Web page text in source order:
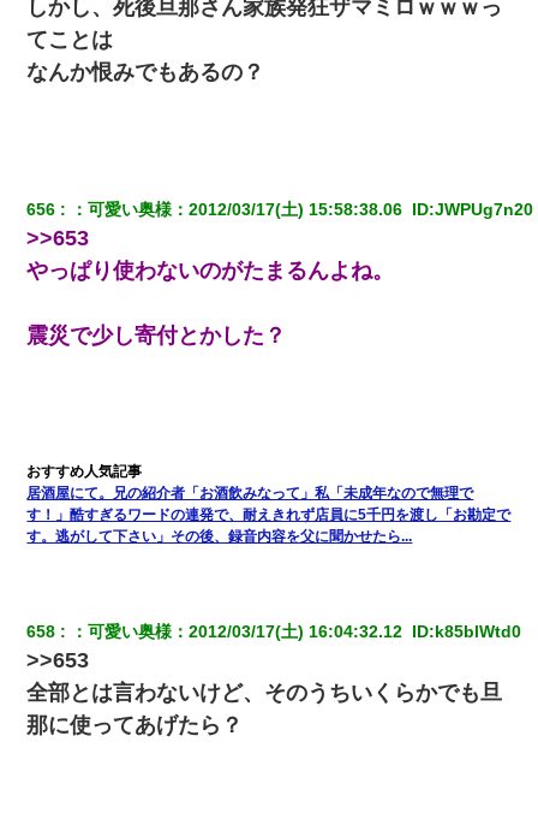
22歳の頃、父に36歳の男性とお見合いをしてくれと頼まれた。父
の親会社の経営者の息子さんだったので、父も喜んで私の写真を
クラスで一人無口で誰とも話さない男子がいた。→修学旅行に来
なかったその男子に女子達がお土産を渡した。5分後…
我が家のガレージに見知らぬ車。俺「もしもし、玄関にもシャッ
っ」私『使った貯金はあげるから』→すると…
【クズ】昔、兄がお見合いして「ブスすぎｗｗｗ」と断った女性
が、兄の同級生と結婚。それを知った兄は荒れ狂い、｢嫁さん、俺
夫の友達がBBQを定期的に開催して夫婦で参加してたんだけど、
女性側のリーダーみたいな人に「BBQは友達とやりなよ！」と言
われて…
【まぬけ】夫「離婚だ！」私「わかった。で？」夫「慰謝料
だ！」私「いいけど弁護士通して。私も請求する」夫「」
しかし、死後旦那さん家族発狂ザマミロｗｗｗっ
てことは
なんか恨みでもあるの？
656 ：可愛い奥様 ：2012/03/17(土) 15:58:38.06 ID:JWPUg7n20
>>653
やっぱり使わないのがたまるんよね。
震災で少し寄付とかした？
居酒屋にて。兄の紹介者「お酒飲みなって」私「未成年なので無理で
す！」酷すぎるワードの連発で、耐えきれず店員に5千円を渡し「お勘定で
す。逃がして下さい」その後、録音内容を父に聞かせたら...
658 ：可愛い奥様 ：2012/03/17(土) 16:04:32.12 ID:k85blWtd0
>>653
全部とは言わないけど、そのうちいくらかでも旦
那に使ってあげたら？